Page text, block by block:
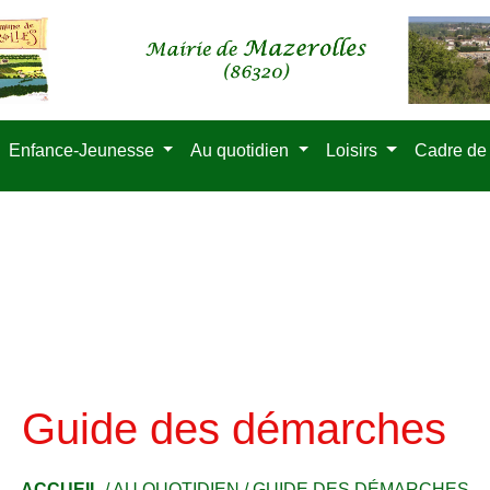
Enfance-Jeunesse Au quotidien Loisirs Cadre
Guide des démarches